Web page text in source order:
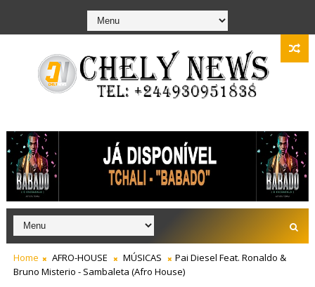
Home AFRO-HOUSE MÚSICAS
Pai Diesel Feat. Ronaldo &
Bruno Misterio - Sambaleta (Afro House)